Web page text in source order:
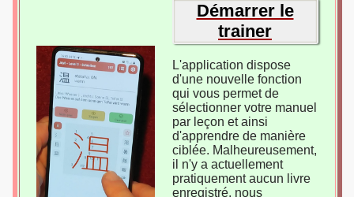
Démarrer le
trainer
L'application dispose
d'une nouvelle fonction
qui vous permet de
sélectionner votre manuel
par leçon et ainsi
d'apprendre de manière
ciblée. Malheureusement,
il n'y a actuellement
pratiquement aucun livre
enregistré, nous